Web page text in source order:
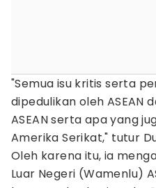
"Semua isu kritis serta
dipedulikan oleh ASEAN
ASEAN serta apa yang
Amerika Serikat," tutur
Oleh karena itu, ia
Luar Negeri (Wamenlu)